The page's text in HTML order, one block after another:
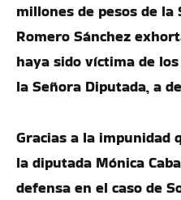
millones de pesos de
Romero Sánchez
haya sido víctima de
la Señora Diputada, a
Gracias a la impunidad
la diputada Mónica
defensa en el caso de